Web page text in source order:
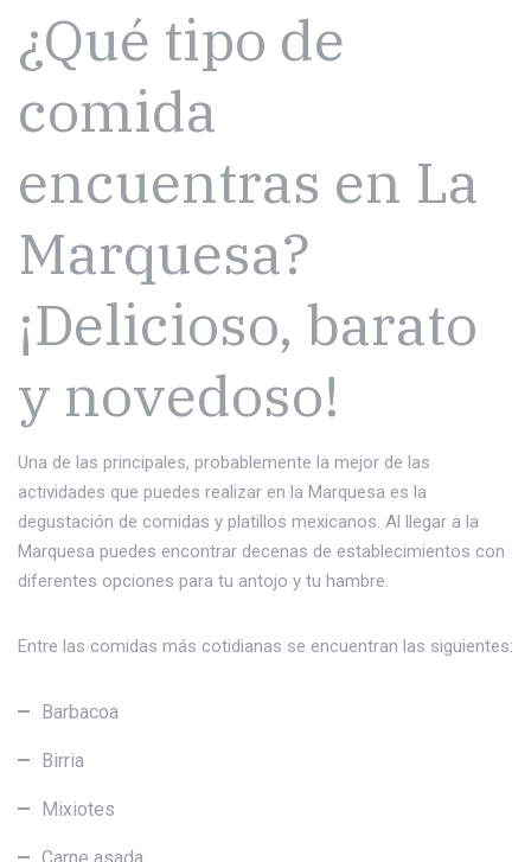
¿Qué tipo de
comida
encuentras en La
Marquesa?
¡Delicioso, barato
y novedoso!
Una de las principales, probablemente la mejor de las
actividades que puedes realizar en la Marquesa es la
degustación de comidas y platillos mexicanos. Al llegar a la
Marquesa puedes encontrar decenas de establecimientos con
diferentes opciones para tu antojo y tu hambre.
Entre las comidas más cotidianas se encuentran las siguientes:
Barbacoa
Birria
Mixiotes
Carne asada